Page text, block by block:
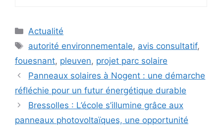
Catégories
Actualité
Étiquettes
autorité environnementale, avis consultatif,
fouesnant, pleuven, projet parc solaire
Panneaux solaires à Nogent : une démarche
réfléchie pour un futur énergétique durable
Bressolles : L’école s’illumine grâce aux
panneaux photovoltaïques, une opportunité